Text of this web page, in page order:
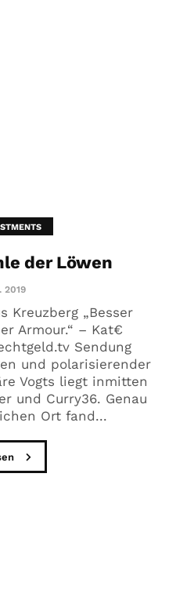
der Löwen
2019
Kreuzberg „Besser
Armour.“ – Kat€
Sendung
und polarisierender
Vogts liegt inmitten
und Curry36. Genau
Ort fand...